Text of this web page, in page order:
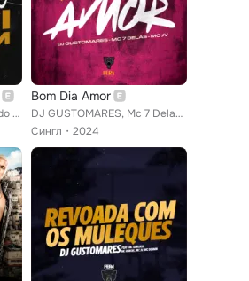
Dj Gustomares, Mc Pedrin do Engenha, MC Luiggi
Bom Dia Amor
DJ GUSTOMARES, Mc 7 Delas, Mc JV
Сингл
2024